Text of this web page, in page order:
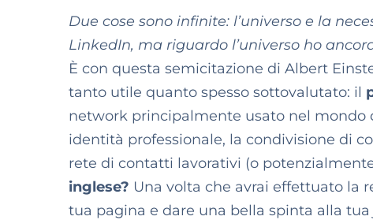
Due cose sono infinite: l’universo e la
LinkedIn, ma riguardo l’universo ho
È con questa semicitazione di Albert
tanto utile quanto spesso sottovalutato: il
network principalmente usato nel mondo
identità professionale, la condivisione di
rete di contatti lavorativi (o
inglese? Una volta che avrai effettuato la
tua pagina e dare una bella spinta alla tua